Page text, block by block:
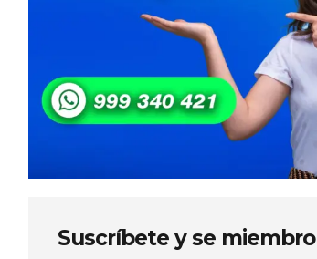
Suscríbete y se miembro